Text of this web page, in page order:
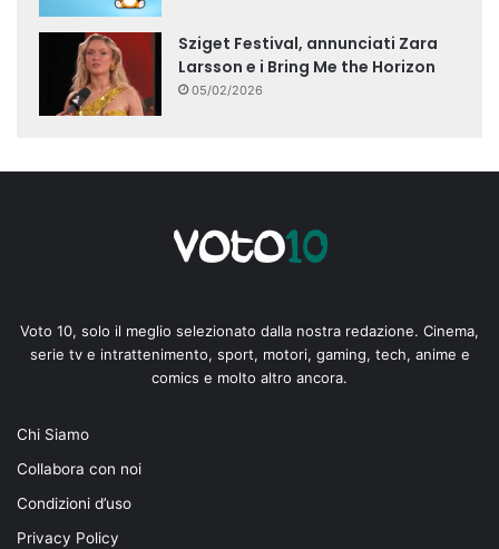
Sziget Festival, annunciati Zara
Larsson e i Bring Me the Horizon
05/02/2026
Voto 10, solo il meglio selezionato dalla nostra redazione. Cinema,
serie tv e intrattenimento, sport, motori, gaming, tech, anime e
comics e molto altro ancora.
Chi Siamo
Collabora con noi
Condizioni d’uso
Privacy Policy